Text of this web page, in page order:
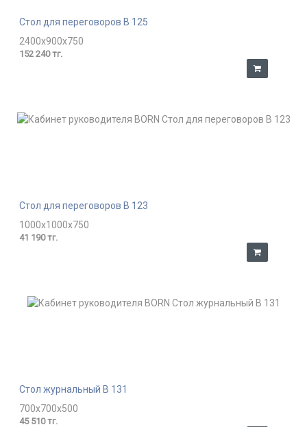
Стол для переговоров В 125
2400x900x750
152 240 тг.
Стол для переговоров В 123
1000x1000x750
41 190 тг.
Стол журнальный В 131
700x700x500
45 510 тг.